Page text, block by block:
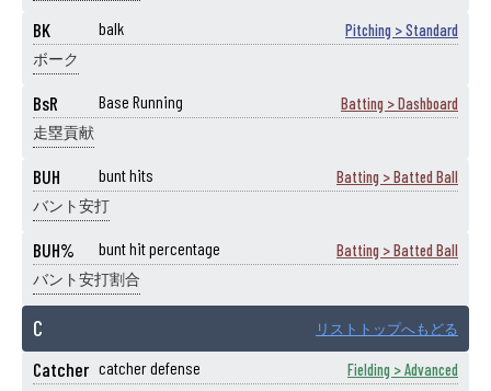
BK balk Pitching > Standard
ボーク
BsR Base Running Batting > Dashboard
走塁貢献
BUH bunt hits Batting > Batted Ball
バント安打
BUH% bunt hit percentage Batting > Batted Ball
バント安打割合
C リストトップへもどる
Catcher catcher defense Fielding > Advanced